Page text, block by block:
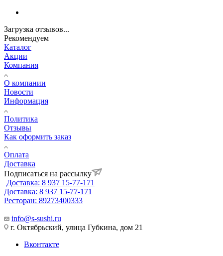
Загрузка отзывов...
Рекомендуем
Каталог
Акции
Компания
О компании
Новости
Информация
Политика
Отзывы
Как оформить заказ
Оплата
Доставка
Подписаться на рассылку
Доставка: 8 937 15-77-171
Доставка: 8 937 15-77-171
Ресторан: 89273400333
info@s-sushi.ru
г. Октябрьский, улица Губкина, дом 21
Вконтакте